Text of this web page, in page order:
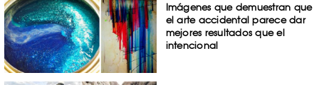
Imágenes que demuestran que
el arte accidental parece dar
mejores resultados que el
intencional